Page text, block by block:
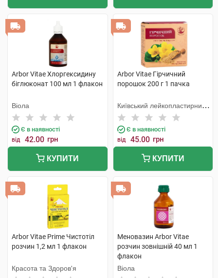
Arbor Vitae Хлоргексидину
біглюконат 100 мл 1 флакон
Віола
Є в наявності
від 42.00 грн
КУПИТИ
Arbor Vitae Гірчичний
порошок 200 г 1 пачка
Київський лейкопластирний
завод Сарепта
Є в наявності
від 45.00 грн
КУПИТИ
Arbor Vitae Prime Чистотіл
розчин 1,2 мл 1 флакон
Красота та Здоров'я
Меновазин Arbor Vitae
розчин зовнішній 40 мл 1
флакон
Віола